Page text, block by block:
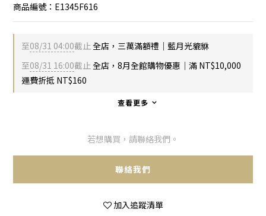
商品編號：E1345F616
至08/31 04:00截止全店，三萬滿額禮｜藍月光貔貅
至08/31 16:00截止全店，8月全館購物優惠｜滿 NT$10,000
運費折抵 NT$160
查看更多
若想購買，請聯絡我們。
聯絡我們
加入追蹤清單